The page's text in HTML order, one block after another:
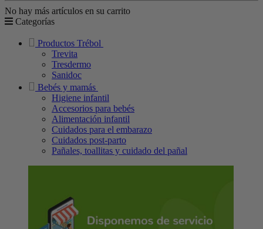
No hay más artículos en su carrito
Categorías
Productos Trébol
Trevita
Tresdermo
Sanidoc
Bebés y mamás
Higiene infantil
Accesorios para bebés
Alimentación infantil
Cuidados para el embarazo
Cuidados post-parto
Pañales, toallitas y cuidado del pañal